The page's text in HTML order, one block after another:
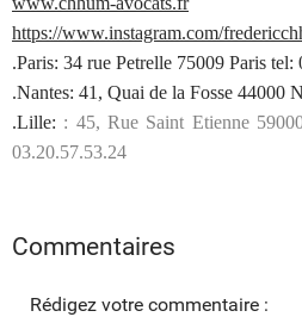
https://www.instagram.com/
.Paris: 34 rue Petrelle 75009 Paris tel:
.Nantes: 41, Quai de la Fosse 44000
.Lille: : 45, Rue Saint Etienne
03.20.57.53.24
Commentaires
Rédigez votre commentaire :